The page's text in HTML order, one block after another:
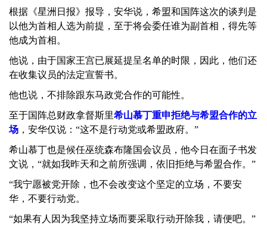
根据《星洲日报》报导，安华说，希盟和国阵这次的谈判是
以他为首相人选为前提，至于将会委任谁为副首相，得先等
他成为首相。
他说，由于国家王宫已展延提呈名单的时限，因此，他们还
在收集议员的法定宣誓书。
他也说，不排除跟东马政党合作的可能性。
至于国阵总财政拿督斯里希山慕丁重申拒绝与希盟合作的立
场 ，安华仅说：“这不是行动党或希盟政府。”
希山慕丁也是候任巫统森布隆国会议员，他今日在面子书发
文说，“就如我昨天和之前所强调，依旧拒绝与希盟合作。”
“我宁愿被党开除，也不会改变这个坚定的立场，不要安
华，不要行动党。
“如果有人因为我坚持立场而要采取行动开除我，请便吧。”